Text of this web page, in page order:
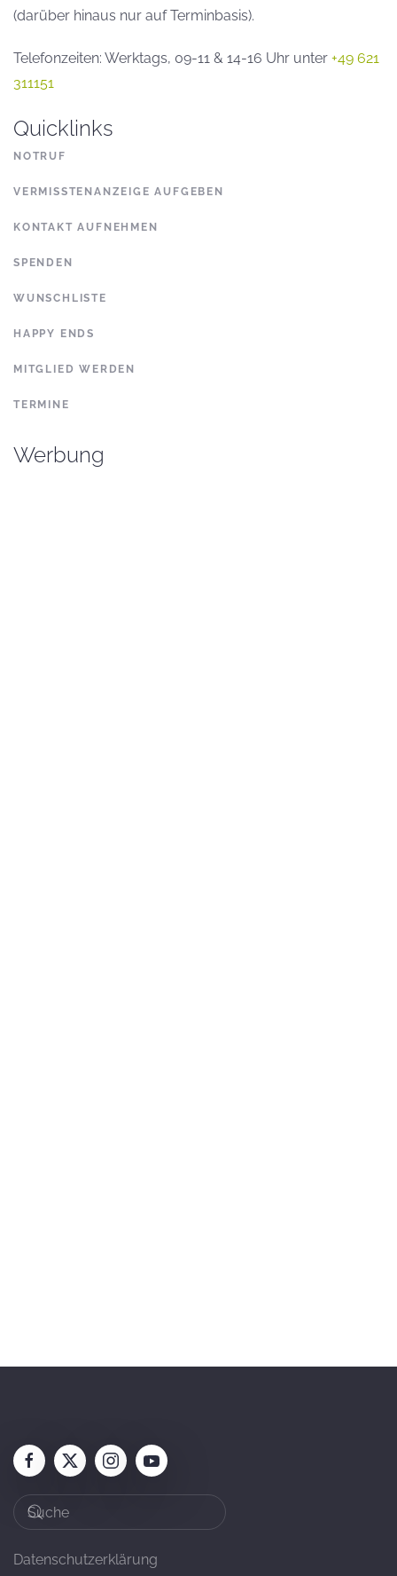
(darüber hinaus nur auf Terminbasis).
Telefonzeiten: Werktags, 09-11 & 14-16 Uhr unter +49 621
311151
Quicklinks
NOTRUF
VERMISSTENANZEIGE AUFGEBEN
KONTAKT AUFNEHMEN
SPENDEN
WUNSCHLISTE
HAPPY ENDS
MITGLIED WERDEN
TERMINE
Werbung
Datenschutzerklärung